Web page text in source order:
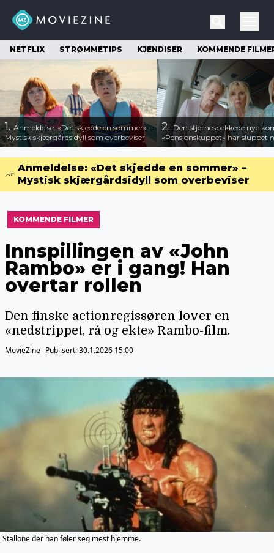
NETFLIX STRØMMETIPS KJENDISER KOMMENDE
1.Anmeldelse: «Det skjedde en sommer» –
Mystisk skjærgårdsidyll som overbeviser
2. Den stjernespekkede nye
«Pensjonskuppet» har sluppet
Anmeldelse: «Det skjedde en sommer» –
Mystisk skjærgårdsidyll som overbeviser
KOMMENDE FILMER
Innspillingen av «John
Rambo» er i gang! Han
overtar rollen
Den finske actionregissøren lover en
«nedstrippet, rå og ekte» Rambo-film.
MovieZine Publisert:30.1.2026 15:00
Stallone der han føler seg mest hjemme.